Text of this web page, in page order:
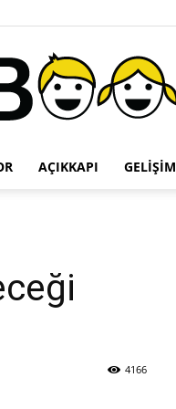
AÇIKKAPI GELIŞIM
4166